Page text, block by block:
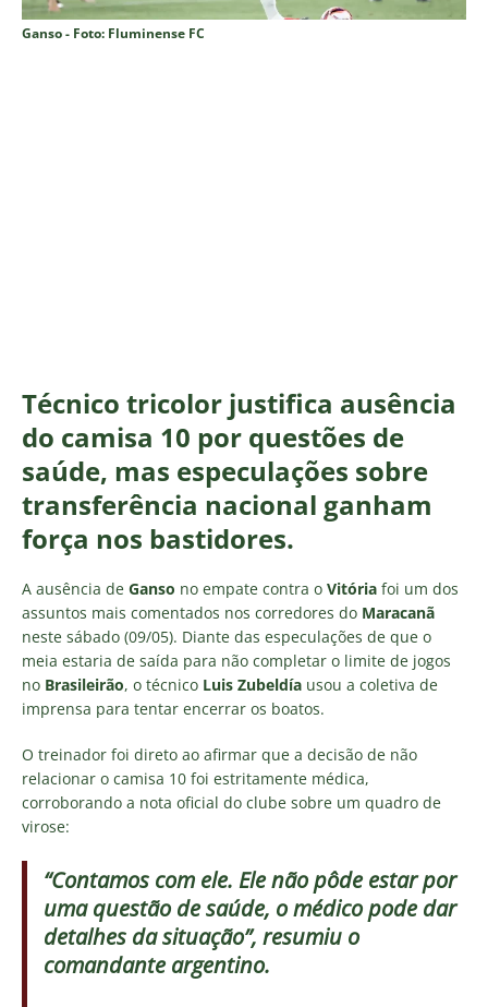
Ganso - Foto: Fluminense FC
Técnico tricolor justifica ausência
do camisa 10 por questões de
saúde, mas especulações sobre
transferência nacional ganham
força nos bastidores.
A ausência de Ganso no empate contra o Vitória foi um dos
assuntos mais comentados nos corredores do Maracanã
neste sábado (09/05). Diante das especulações de que o
meia estaria de saída para não completar o limite de jogos
no Brasileirão, o técnico Luis Zubeldía usou a coletiva de
imprensa para tentar encerrar os boatos.
O treinador foi direto ao afirmar que a decisão de não
relacionar o camisa 10 foi estritamente médica,
corroborando a nota oficial do clube sobre um quadro de
virose:
“Contamos com ele. Ele não pôde estar por
uma questão de saúde, o médico pode dar
detalhes da situação”, resumiu o
comandante argentino.